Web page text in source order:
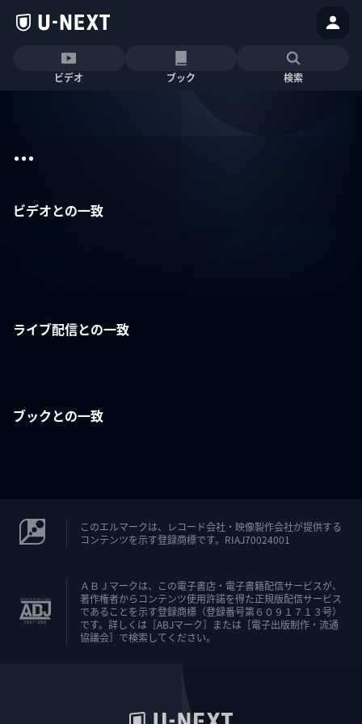
ビデオ ブック 検索
...
ビデオとの一致
ライブ配信との一致
ブックとの一致
このエルマークは、レコード会社・映像製作会社が提供する
コンテンツを示す登録商標です。RIAJ70024001
ＡＢＪマークは、この電子書店・電子書籍配信サービスが、
著作権者からコンテンツ使用許諾を得た正規版配信サービス
であることを示す登録商標（登録番号第６０９１７１３号）
です。詳しくは［ABJマーク］または［電子出版制作・流通
協議会］で検索してください。